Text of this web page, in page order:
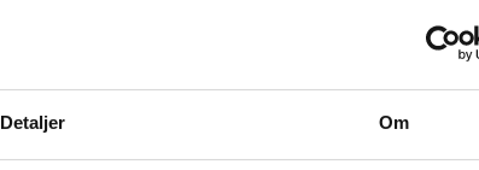
Detaljer Om